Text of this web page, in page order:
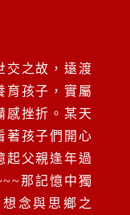
交之故，遠渡
育孩子，實屬
感挫折。某天
著孩子們開心
起父親逢年過
那記憶中獨
念與思鄉之